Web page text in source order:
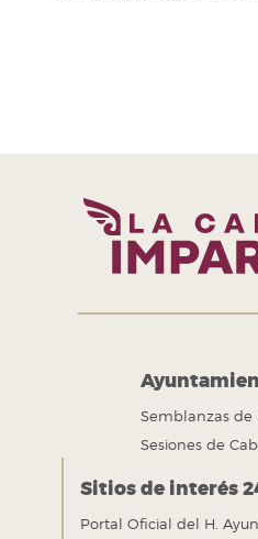
Semblanzas de
Sesiones de
Sitios de interés
Portal Oficial del H.